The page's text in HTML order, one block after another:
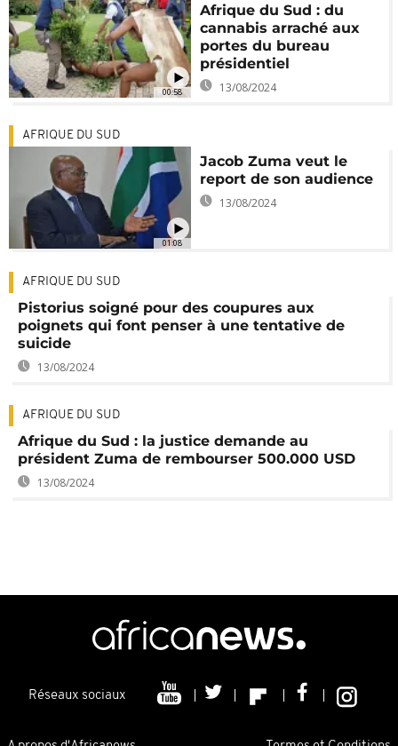
00:58
Afrique du Sud : du
cannabis arraché aux
portes du bureau
présidentiel
13/08/2024
01:08
AFRIQUE DU SUD
Jacob Zuma veut le
report de son audience
13/08/2024
AFRIQUE DU SUD
Pistorius soigné pour des coupures aux
poignets qui font penser à une tentative de
suicide
13/08/2024
AFRIQUE DU SUD
Afrique du Sud : la justice demande au
président Zuma de rembourser 500.000 USD
13/08/2024
Réseaux sociaux